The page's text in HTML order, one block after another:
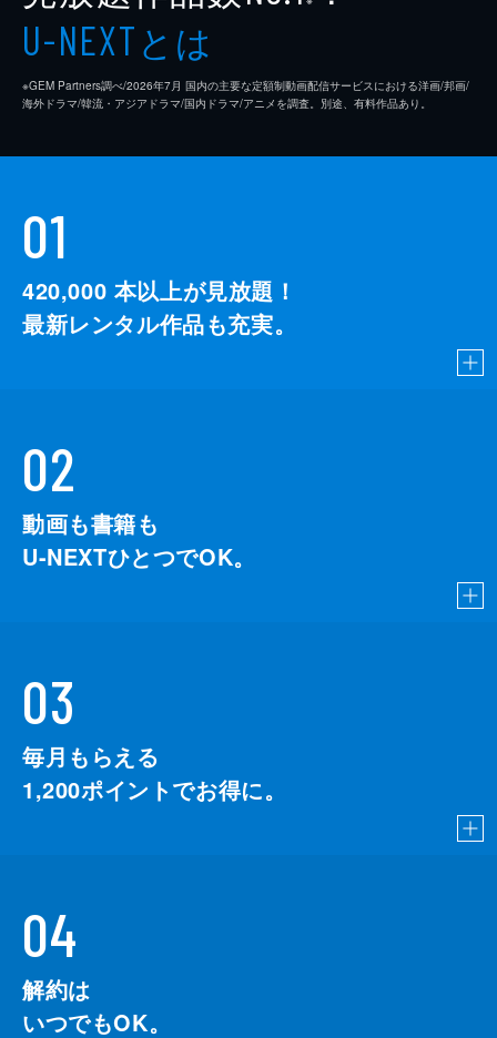
U-NEXTとは
※GEM Partners調べ/2026年7⽉ 国内の主要な定額制動画配信サービスにおける洋画/邦画/
海外ドラマ/韓流・アジアドラマ/国内ドラマ/アニメを調査。別途、有料作品あり。
01
420,000 本以上が見放題！
最新レンタル作品も充実。
02
動画も書籍も
U-NEXTひとつでOK。
03
毎月もらえる
1,200ポイントでお得に。
04
解約は
いつでもOK。